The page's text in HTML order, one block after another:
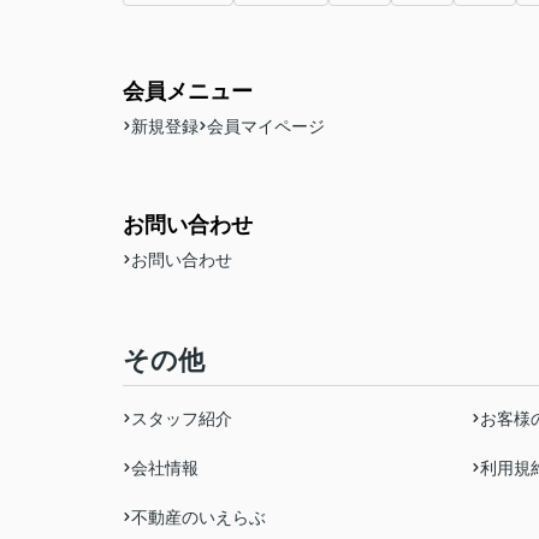
会員メニュー
新規登録 会員マイページ
お問い合わせ
お問い合わせ
その他
スタッフ紹介 お客様
会社情報 利用規
不動産のいえらぶ